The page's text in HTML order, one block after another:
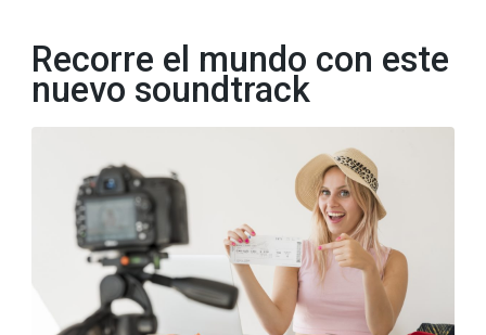
Recorre el mundo con este
nuevo soundtrack